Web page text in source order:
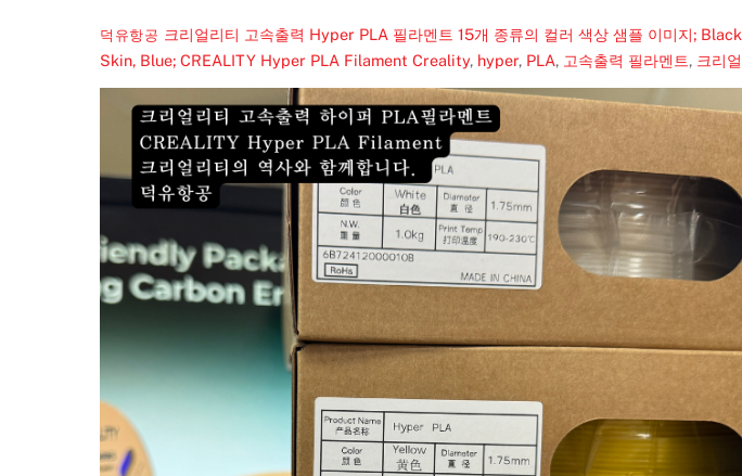
덕유항공 크리얼리티 고속출력 Hyper PLA 필라멘트 15개 종류의 컬러 색상 샘플 이미지;
Skin, Blue; CREALITY Hyper PLA Filament Creality, hyper, PLA, 고속출력 필라멘트, 크리